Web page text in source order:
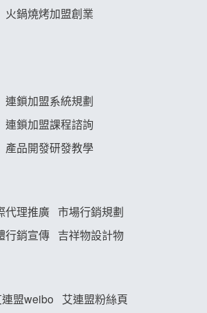
會
說明會
會
會
明會
說明會
盟說明會
火鍋燒烤加盟創業
連鎖加盟系統規劃
連鎖加盟課程諮詢
產品開發研發教學
代理推廣 市場行銷規劃
行銷宣傳 吉祥物設計物
盟weibo
艾連盟粉絲頁